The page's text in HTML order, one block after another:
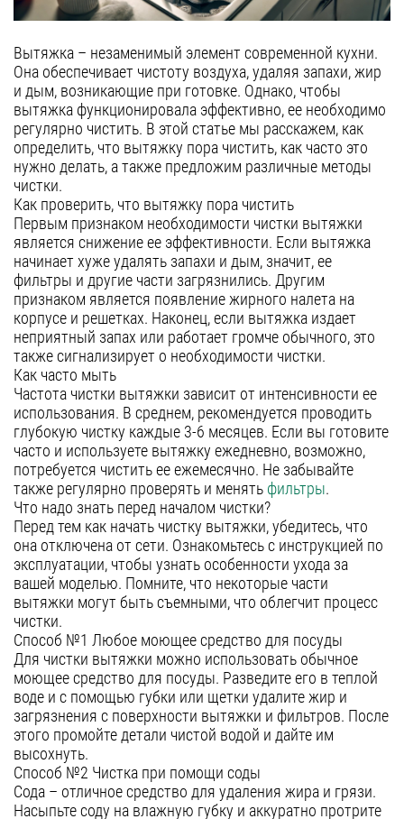
козырьковые
аксессуары
Гарантия
Сервис
Контакты
Москва
Екатеринбург
Казань
Нижний Новгород
Новосибирск
Санкт-Петербург
Челябинск
Краснодар
Самара
Уфа
Воронеж
Красноярск
Ростов-на-Дону
Омск
Пермь
Волгоград
8 (800) 555-12-55
пн-пт 09:00–18:00
Вытяжка – незаменимый элемент современной кухни.
Она обеспечивает чистоту воздуха, удаляя запахи, жир
и дым, возникающие при готовке. Однако, чтобы
вытяжка функционировала эффективно, ее необходимо
регулярно чистить. В этой статье мы расскажем, как
определить, что вытяжку пора чистить, как часто это
нужно делать, а также предложим различные методы
чистки.
Как проверить, что вытяжку пора чистить
Первым признаком необходимости чистки вытяжки
является снижение ее эффективности. Если вытяжка
начинает хуже удалять запахи и дым, значит, ее
фильтры и другие части загрязнились. Другим
признаком является появление жирного налета на
корпусе и решетках. Наконец, если вытяжка издает
неприятный запах или работает громче обычного, это
также сигнализирует о необходимости чистки.
Как часто мыть
Частота чистки вытяжки зависит от интенсивности ее
использования. В среднем, рекомендуется проводить
глубокую чистку каждые 3-6 месяцев. Если вы готовите
часто и используете вытяжку ежедневно, возможно,
потребуется чистить ее ежемесячно. Не забывайте
также регулярно проверять и менять фильтры.
Что надо знать перед началом чистки?
Перед тем как начать чистку вытяжки, убедитесь, что
она отключена от сети. Ознакомьтесь с инструкцией по
эксплуатации, чтобы узнать особенности ухода за
вашей моделью. Помните, что некоторые части
вытяжки могут быть съемными, что облегчит процесс
чистки.
Способ №1 Любое моющее средство для посуды
Для чистки вытяжки можно использовать обычное
моющее средство для посуды. Разведите его в теплой
воде и с помощью губки или щетки удалите жир и
загрязнения с поверхности вытяжки и фильтров. После
этого промойте детали чистой водой и дайте им
высохнуть.
Способ №2 Чистка при помощи соды
Сода – отличное средство для удаления жира и грязи.
Насыпьте соду на влажную губку и аккуратно протрите